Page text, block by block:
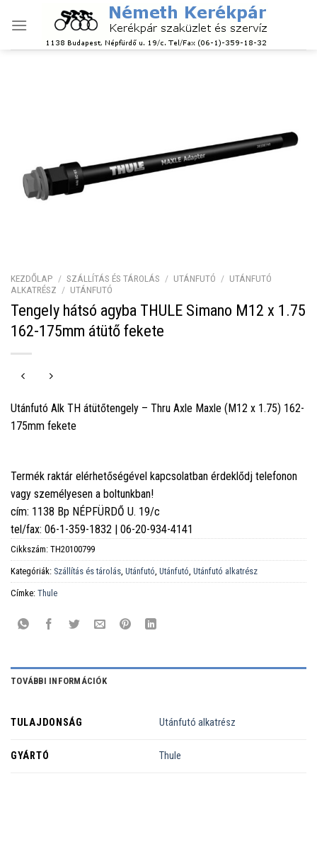
KEZDŐLAP / SZÁLLÍTÁS ÉS TÁROLÁS / UTÁNFUTÓ / UTÁNFUTÓ
ALKATRÉSZ / UTÁNFUTÓ
Tengely hátsó agyba THULE Simano M12 x 1.75
162-175mm átütő fekete
Utánfutó Alk TH átütőtengely – Thru Axle Maxle (M12 x 1.75) 162-
175mm fekete
Termék raktár elérhetőségével kapcsolatban érdeklődj telefonon
vagy személyesen a boltunkban!
cím: 1138 Bp NÉPFÜRDŐ U. 19/c
tel/fax: 06-1-359-1832 | 06-20-934-4141
Cikkszám: TH20100799
Kategóriák: Szállítás és tárolás, Utánfutó, Utánfutó, Utánfutó alkatrész
Címke: Thule
TOVÁBBI INFORMÁCIÓK
TULAJDONSÁG Utánfutó alkatrész
GYÁRTÓ Thule